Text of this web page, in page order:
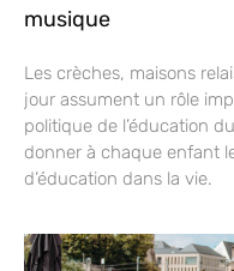
musique
Les crèches, maisons
jour assument un rôle
politique de l’éducation
donner à chaque enfant
d’éducation dans la vie.